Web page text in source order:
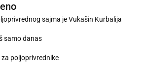
sajma je Vukašin Kurbalija
samo danas
poljoprivrednike